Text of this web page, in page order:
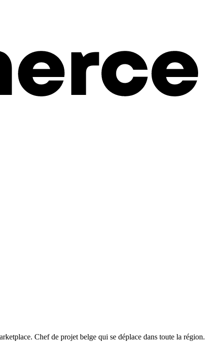
Chef de projet belge qui se déplace dans toute la région.